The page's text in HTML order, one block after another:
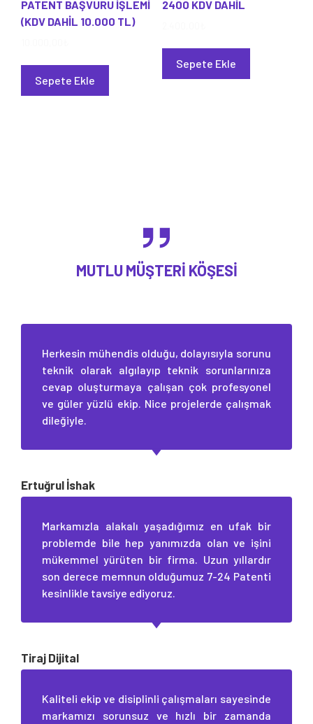
PATENT BAŞVURU İŞLEMİ
(KDV DAHİL 10.000 TL)
Sepete Ekle
2400 KDV DAHİL
Sepete Ekle
MUTLU MÜŞTERI KÖŞESI
Herkesin mühendis olduğu, dolayısıyla sorunu
teknik olarak algılayıp teknik sorunlarınıza
cevap oluşturmaya çalışan çok profesyonel
ve güler yüzlü ekip. Nice projelerde çalışmak
dileğiyle.
Ertuğrul İshak
Markamızla alakalı yaşadığımız en ufak bir
problemde bile hep yanımızda olan ve işini
mükemmel yürüten bir firma. Uzun yıllardır
son derece memnun olduğumuz 7-24 Patenti
kesinlikle tavsiye ediyoruz.
Tiraj Dijital
Kaliteli ekip ve disiplinli çalışmaları sayesinde
markamızı sorunsuz ve hızlı bir zamanda